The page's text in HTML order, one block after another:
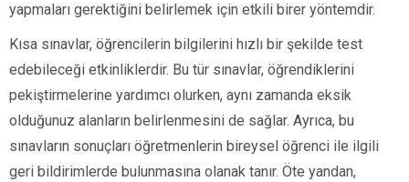
yapmaları gerektiğini belirlemek için etkili birer yöntemdir.
Kısa sınavlar, öğrencilerin bilgilerini hızlı bir şekilde test
edebileceği etkinliklerdir. Bu tür sınavlar, öğrendiklerini
pekiştirmelerine yardımcı olurken, aynı zamanda eksik
olduğunuz alanların belirlenmesini de sağlar. Ayrıca, bu
sınavların sonuçları öğretmenlerin bireysel öğrenci ile ilgili
geri bildirimlerde bulunmasına olanak tanır. Öte yandan,